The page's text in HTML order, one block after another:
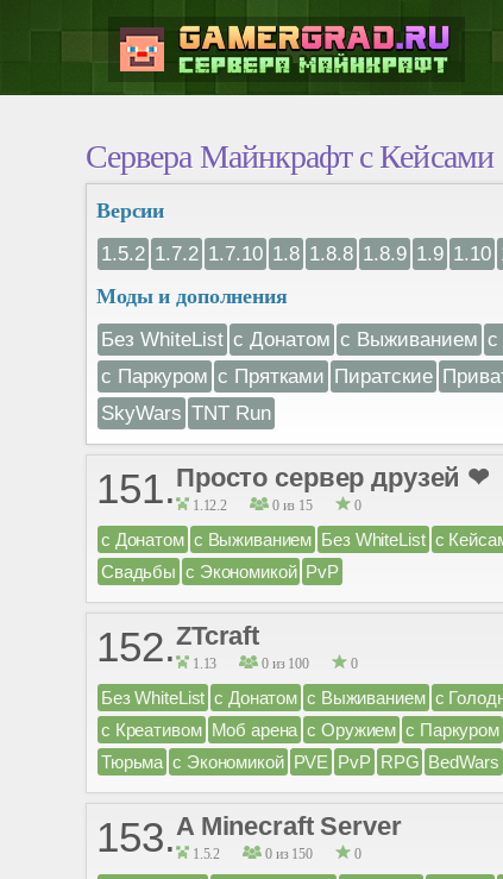
Сервера Майнкрафт с Кейсами
Версии
1.5.2 1.7.2 1.7.10 1.8 1.8.8 1.8.9 1.9 1.10
Моды и дополнения
Без WhiteList с Донатом с Выживанием с
с Паркуром с Прятками Пиратские
SkyWars TNT Run
151.Просто сервер друзей ❤
1.12.2 0 из 15 0
с Донатом с Выживанием Без WhiteList с
Свадьбы с Экономикой PvP
152.ZTcraft
1.13 0 из 100 0
Без WhiteList с Донатом с Выживанием с
с Креативом Моб арена с Оружием с Паркуром
Тюрьма с Экономикой PVE PvP RPG BedWars
153.A Minecraft Server
1.5.2 0 из 150 0